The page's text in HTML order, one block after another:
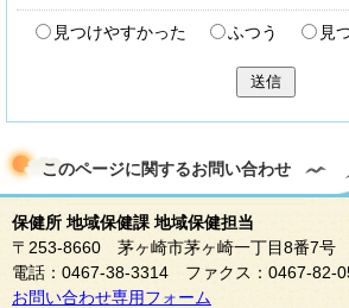
見つけやすかった ふつう 見
送信
このページに関するお問い合わせ
保健所 地域保健課 地域保健担当
〒253-8660 茅ヶ崎市茅ヶ崎一丁目8番7号
電話：0467-38-3314 ファクス：0467-82-
お問い合わせ専用フォーム